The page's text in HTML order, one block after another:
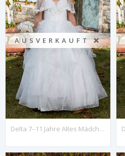
AUSVERKAUFT ❌
Delta 7–11 Jahre Altes Mädchenkleid 30070, Gebrochenes Weiß